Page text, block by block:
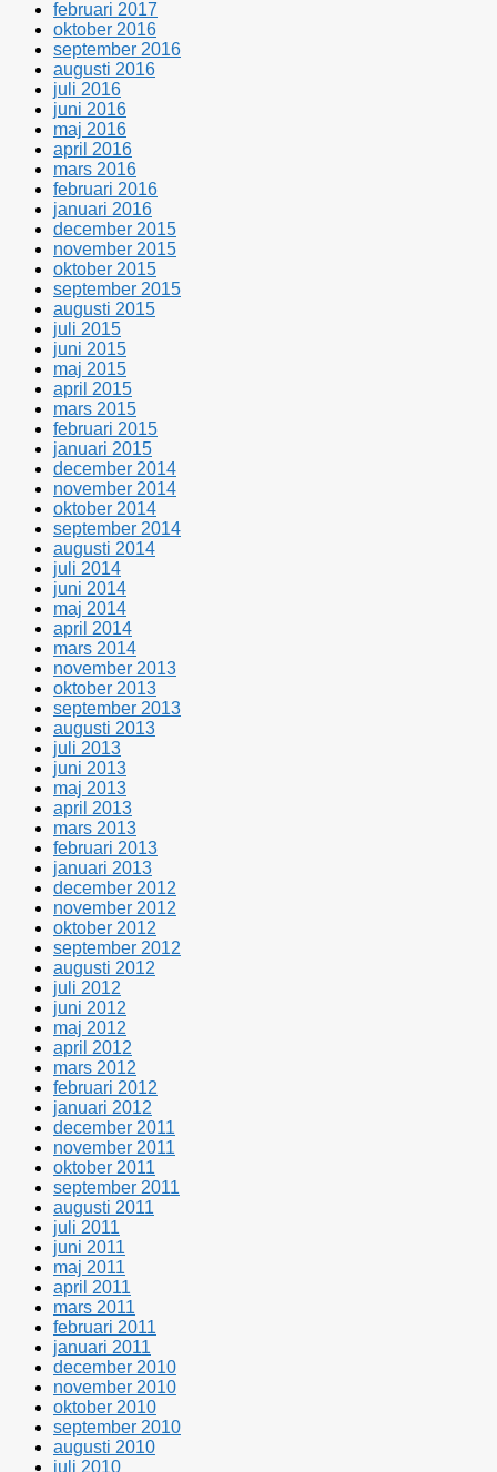
februari 2017
oktober 2016
september 2016
augusti 2016
juli 2016
juni 2016
maj 2016
april 2016
mars 2016
februari 2016
januari 2016
december 2015
november 2015
oktober 2015
september 2015
augusti 2015
juli 2015
juni 2015
maj 2015
april 2015
mars 2015
februari 2015
januari 2015
december 2014
november 2014
oktober 2014
september 2014
augusti 2014
juli 2014
juni 2014
maj 2014
april 2014
mars 2014
november 2013
oktober 2013
september 2013
augusti 2013
juli 2013
juni 2013
maj 2013
april 2013
mars 2013
februari 2013
januari 2013
december 2012
november 2012
oktober 2012
september 2012
augusti 2012
juli 2012
juni 2012
maj 2012
april 2012
mars 2012
februari 2012
januari 2012
december 2011
november 2011
oktober 2011
september 2011
augusti 2011
juli 2011
juni 2011
maj 2011
april 2011
mars 2011
februari 2011
januari 2011
december 2010
november 2010
oktober 2010
september 2010
augusti 2010
juli 2010